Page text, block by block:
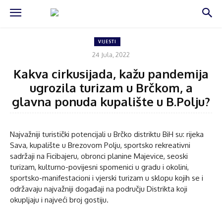
VIJESTI
24 Jula, 2022
Kakva cirkusijada, kažu pandemija
ugrozila turizam u Brčkom, a
glavna ponuda kupalište u B.Polju?
Najvažniji turistički potencijali u Brčko distriktu BiH su: rijeka
Sava, kupalište u Brezovom Polju, sportsko rekreativni
sadržaji na Ficibajeru, obronci planine Majevice, seoski
turizam, kulturno-povijesni spomenici u gradu i okolini,
sportsko-manifestacioni i vjerski turizam u sklopu kojih se i
održavaju najvažniji događaji na području Distrikta koji
okupljaju i najveći broj gostiju.